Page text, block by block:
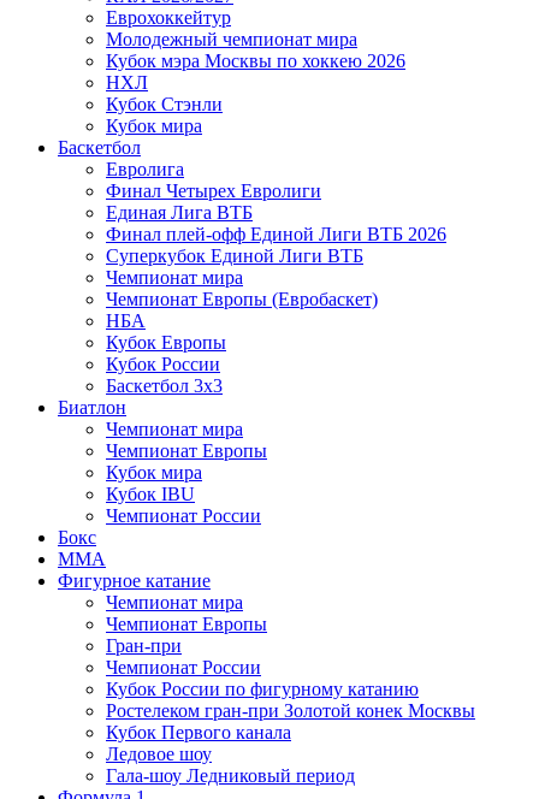
Еврохоккейтур
Молодежный чемпионат мира
Кубок мэра Москвы по хоккею 2026
НХЛ
Кубок Стэнли
Кубок мира
Баскетбол
Евролига
Финал Четырех Евролиги
Единая Лига ВТБ
Финал плей-офф Единой Лиги ВТБ 2026
Суперкубок Единой Лиги ВТБ
Чемпионат мира
Чемпионат Европы (Евробаскет)
НБА
Кубок Европы
Кубок России
Баскетбол 3х3
Биатлон
Чемпионат мира
Чемпионат Европы
Кубок мира
Кубок IBU
Чемпионат России
Бокс
MMA
Фигурное катание
Чемпионат мира
Чемпионат Европы
Гран-при
Чемпионат России
Кубок России по фигурному катанию
Ростелеком гран-при Золотой конек Москвы
Кубок Первого канала
Ледовое шоу
Гала-шоу Ледниковый период